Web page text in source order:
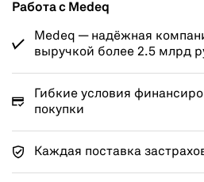
Работа с Medeq
Medeq — надёжная
выручкой более 2.5 млрд
Гибкие условия
покупки
Каждая поставка